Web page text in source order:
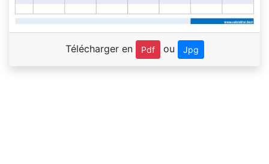
Télécharger en Pdf ou Jpg